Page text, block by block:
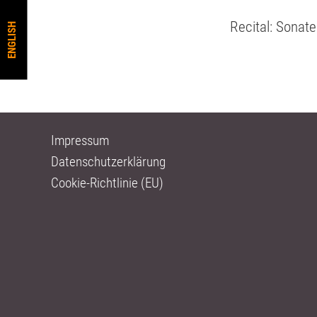
ENGLISH Recital:
Impressum
Datenschutzerklärung
Cookie-Richtlinie (EU)